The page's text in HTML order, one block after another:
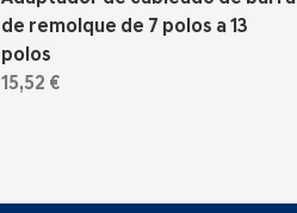
de remolque de 7 polos a 13
polos
15,52 €